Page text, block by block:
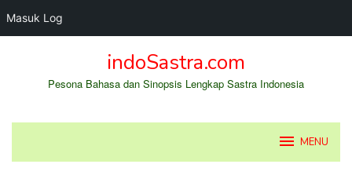
Masuk Log
indoSastra.com
Pesona Bahasa dan Sinopsis Lengkap Sastra Indonesia
MENU